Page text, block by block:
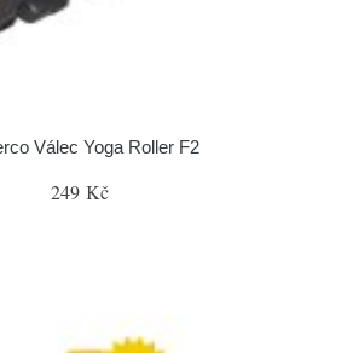
Válec Yoga Roller F2
249 Kč